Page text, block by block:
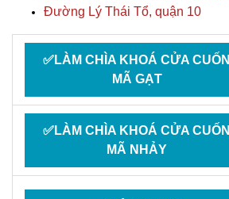
Đường Lý Thái Tổ, quận 10
✅LÀM CHÌA KHOÁ CỬA CUỐN
MÃ GẠT
✅LÀM CHÌA KHOÁ CỬA CUỐN
MÃ NHẢY